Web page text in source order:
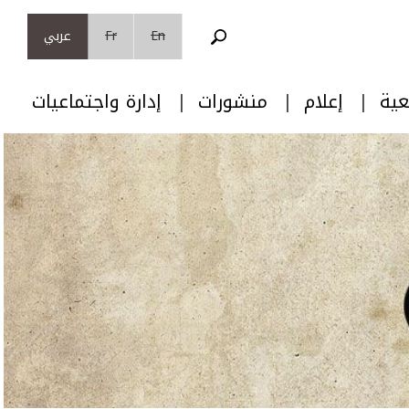
En
Fr عربي
إعلام منشورات إدارة واجتماعيات